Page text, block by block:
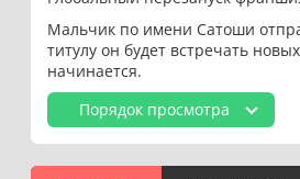
Мальчик по имени Сатоши
титулу он будет встречать
начинается.
Порядок просмотра